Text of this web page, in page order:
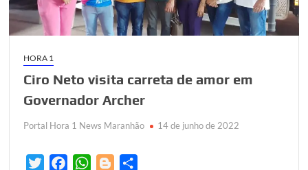
HORA 1
Ciro Neto visita carreta de amor em
Governador Archer
Portal Hora 1 News Maranhão 14 de junho de 2022
W